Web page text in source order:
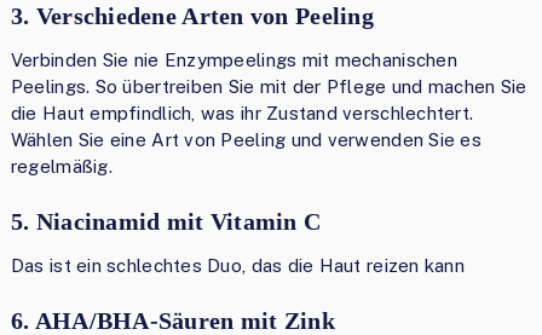
3. Verschiedene Arten von Peeling
Verbinden Sie nie Enzympeelings mit mechanischen
Peelings. So übertreiben Sie mit der Pflege und machen Sie
die Haut empfindlich, was ihr Zustand verschlechtert.
Wählen Sie eine Art von Peeling und verwenden Sie es
regelmäßig.
5. Niacinamid mit Vitamin C
Das ist ein schlechtes Duo, das die Haut reizen kann
6. AHA/BHA-Säuren mit Zink